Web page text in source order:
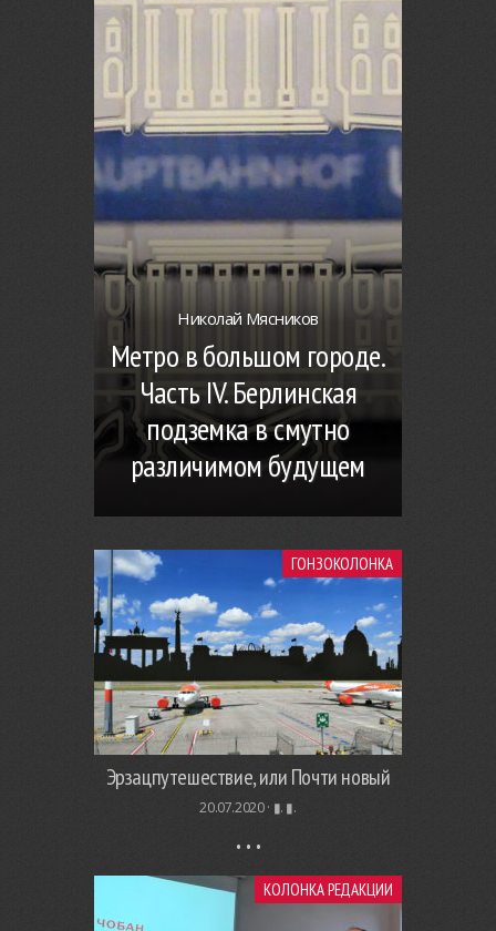
Николай Мясников
Метро в большом городе.
Часть IV. Берлинская
подземка в смутно
различимом будущем
ГОНЗОКОЛОНКА
Эрзацпутешествие, или Почти новый
20.07.2020 · ▮. ▮.
КОЛОНКА РЕДАКЦИИ